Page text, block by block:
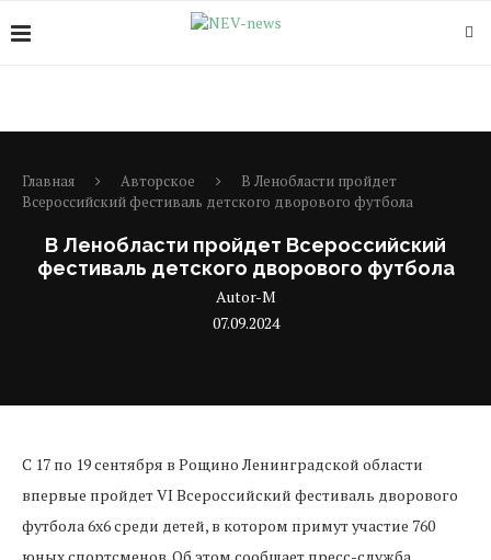
Главная Авторское
В Ленобласти пройдет
Всероссийский фестиваль детского дворового футбола
В Ленобласти пройдет Всероссийский
фестиваль детского дворового футбола
Autor-M
07.09.2024
С 17 по 19 сентября в Рощино Ленинградской области
впервые пройдет VI Всероссийский фестиваль дворового
футбола 6х6 среди детей, в котором примут участие 760